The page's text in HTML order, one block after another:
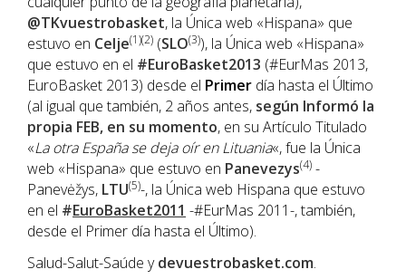
@TKvuestrobasket, la Única web «Hispana» que
estuvo en Celje(1)(2) (SLO(3)), la Única web «Hispana»
que estuvo en el #EuroBasket2013 (#EurMas 2013,
EuroBasket 2013) desde el Primer día hasta el Último
(al igual que también, 2 años antes, según Informó la
propia FEB, en su momento, en su Artículo Titulado
«La otra España se deja oír en Lituania«, fue la Única
web «Hispana» que estuvo en Panevezys(4) -
Panevėžys, LTU(5)-, la Única web Hispana que estuvo
en el #EuroBasket2011 -#EurMas 2011-, también,
desde el Primer día hasta el Último).
Salud-Salut-Saúde ydevuestrobasket.com.